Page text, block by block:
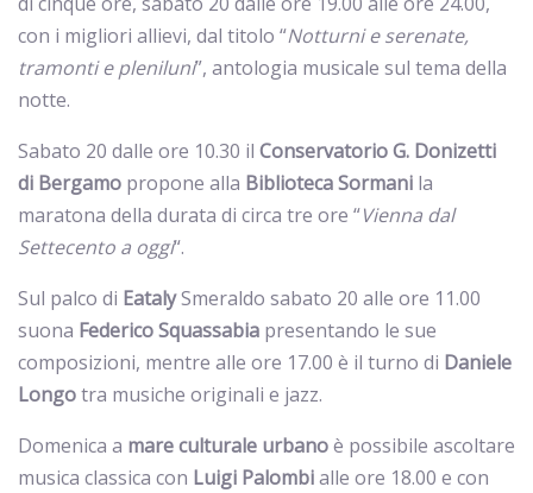
con i migliori allievi, dal titolo “Notturni e serenate,
tramonti e pleniluni”, antologia musicale sul tema della
notte.
Sabato 20 dalle ore 10.30 il Conservatorio G. Donizetti
di Bergamo propone alla BibliotecaSormani la
maratona della durata di circa tre ore “Vienna dal
Settecento a oggi“.
Sul palco di EatalySmeraldo sabato 20 alle ore 11.00
suona FedericoSquassabia presentando le sue
composizioni, mentre alle ore 17.00 è il turno di Daniele
Longotra musiche originali e jazz.
Domenica a mare culturale urbanoè possibile ascoltare
musica classica con Luigi Palombialle ore 18.00 e con